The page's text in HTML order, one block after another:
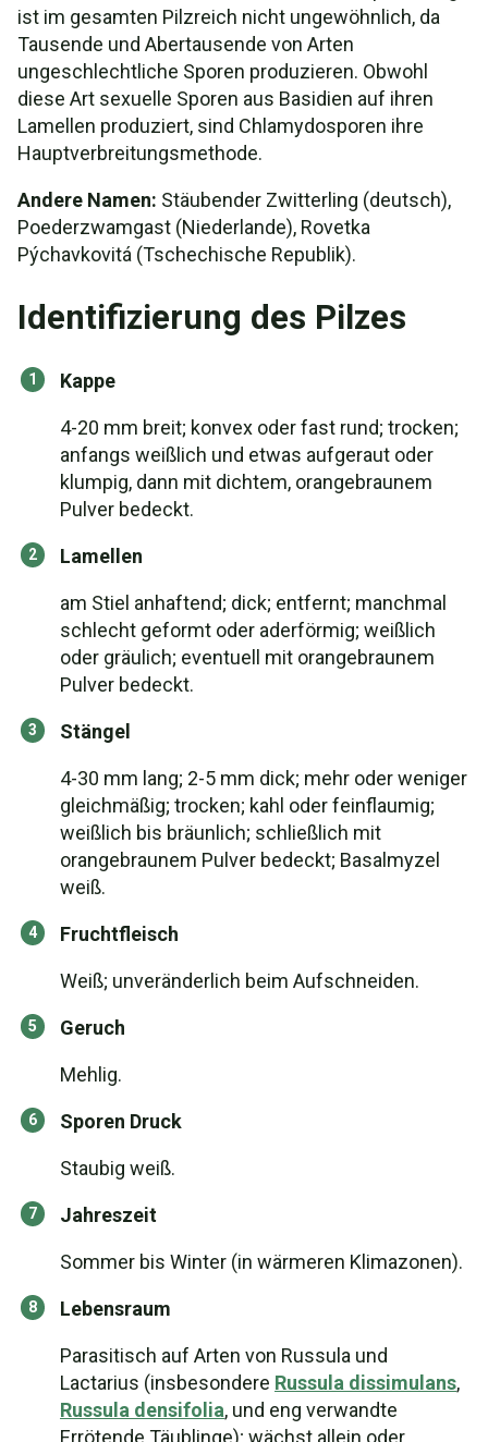
ist im gesamten Pilzreich nicht ungewöhnlich, da
Tausende und Abertausende von Arten
ungeschlechtliche Sporen produzieren. Obwohl
diese Art sexuelle Sporen aus Basidien auf ihren
Lamellen produziert, sind Chlamydosporen ihre
Hauptverbreitungsmethode.
Andere Namen: Stäubender Zwitterling (deutsch),
Poederzwamgast (Niederlande), Rovetka
Pýchavkovitá (Tschechische Republik).
Identifizierung des Pilzes
Kappe
4-20 mm breit; konvex oder fast rund; trocken;
anfangs weißlich und etwas aufgeraut oder
klumpig, dann mit dichtem, orangebraunem
Pulver bedeckt.
Lamellen
am Stiel anhaftend; dick; entfernt; manchmal
schlecht geformt oder aderförmig; weißlich
oder gräulich; eventuell mit orangebraunem
Pulver bedeckt.
Stängel
4-30 mm lang; 2-5 mm dick; mehr oder weniger
gleichmäßig; trocken; kahl oder feinflaumig;
weißlich bis bräunlich; schließlich mit
orangebraunem Pulver bedeckt; Basalmyzel
weiß.
Fruchtfleisch
Weiß; unveränderlich beim Aufschneiden.
Geruch
Mehlig.
Sporen Druck
Staubig weiß.
Jahreszeit
Sommer bis Winter (in wärmeren Klimazonen).
Lebensraum
Parasitisch auf Arten von Russula und
Lactarius (insbesondere Russula dissimulans,
Russula densifolia, und eng verwandte
Errötende Täublinge); wächst allein oder